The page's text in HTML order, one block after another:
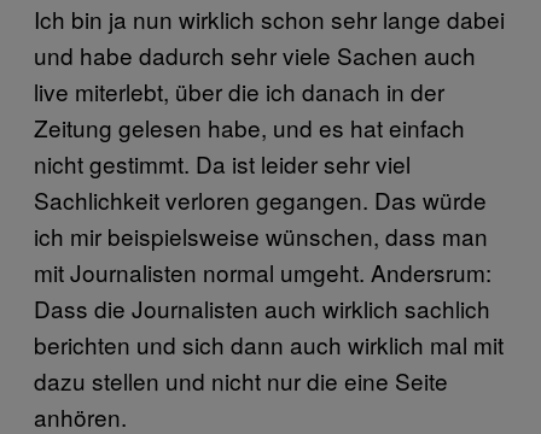
Ich bin ja nun wirklich schon sehr lange dabei
und habe dadurch sehr viele Sachen auch
live miterlebt, über die ich danach in der
Zeitung gelesen habe, und es hat einfach
nicht gestimmt. Da ist leider sehr viel
Sachlichkeit verloren gegangen. Das würde
ich mir beispielsweise wünschen, dass man
mit Journalisten normal umgeht. Andersrum:
Dass die Journalisten auch wirklich sachlich
berichten und sich dann auch wirklich mal mit
dazu stellen und nicht nur die eine Seite
anhören.